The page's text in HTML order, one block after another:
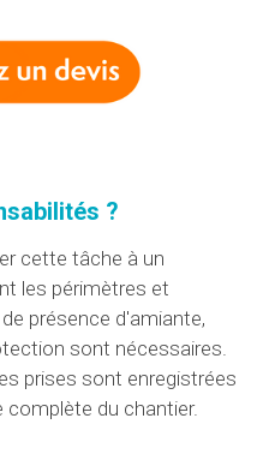
?
cette tâche à un
les périmètres et
présence d'amiante,
sont nécessaires.
prises sont enregistrées
complète du chantier.